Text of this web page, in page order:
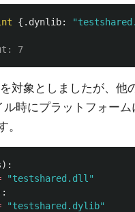
{. dynlib:
7
対象としましたが、他
時にプラットフォー
。
):
"testshared.dll"
"testshared.dylib"